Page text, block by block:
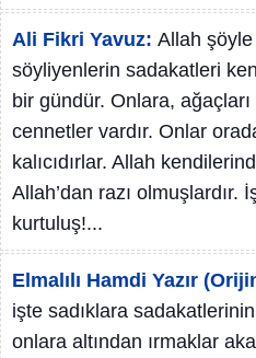
Ali Fikri Yavuz: Allah
söyliyenlerin sadakatleri
bir gündür. Onlara,
cennetler vardır. Onlar
kalıcıdırlar. Allah
Allah’dan razı olmuşlardır.
kurtuluş!...
Elmalılı Hamdi Yazır
işte sadıklara
onlara altından ırmaklar